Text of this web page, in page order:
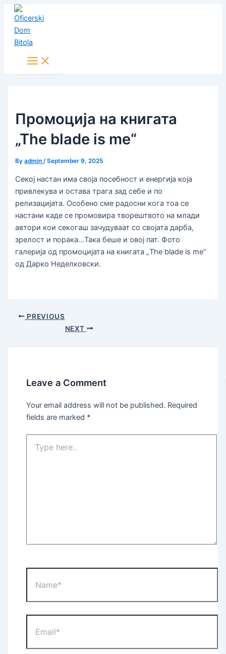
Skip
content
Промоција на книгата
„Тhe blade is me“
Byadmin/September 9, 2025
Секој настан има своја посебност и енергија која
привлекува и остава трага зад себе и по
релизацијата. Особено сме радосни кога тоа се
настани каде се промовира творештвото на млади
автори кои секогаш зачудуваат со својата дарба,
зрелост и порака…Така беше и овој пат. Фото
галерија од промоцијата на книгата „The blade is me“
од Дарко Неделковски.
Post
navigation
PREVIOUS
NEXT
Leave a Comment
Your email address will not be published. Required
fields are marked *
here..